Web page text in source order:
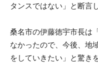
タンスではない」と断言し
桑名市の伊藤徳宇市長は
なかったので、今後、地
をしていきたい」と驚き